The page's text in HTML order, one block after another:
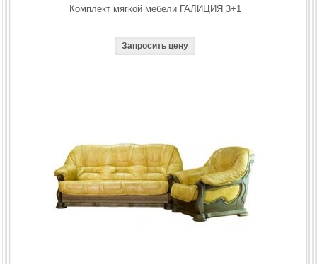
Комплект мягкой мебели ГАЛИЦИЯ 3+1